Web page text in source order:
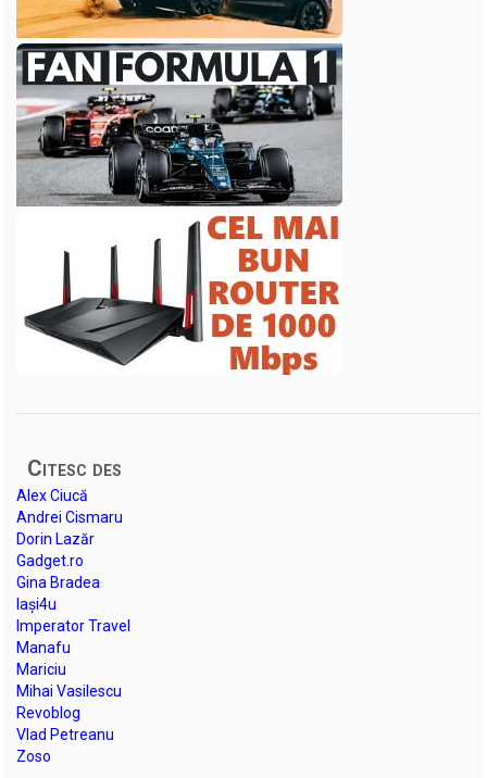
Citesc des
Alex Ciucă
Andrei Cismaru
Dorin Lazăr
Gadget.ro
Gina Bradea
Iași4u
Imperator Travel
Manafu
Mariciu
Mihai Vasilescu
Revoblog
Vlad Petreanu
Zoso